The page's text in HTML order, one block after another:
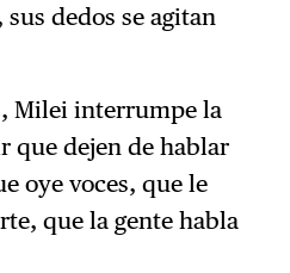
dedos se agitan
Milei interrumpe la
que dejen de hablar
oye voces, que le
que la gente habla